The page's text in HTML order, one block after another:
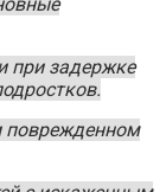
при задержке
поврежденном